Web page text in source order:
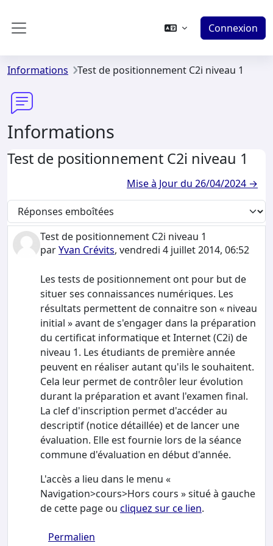
Connexion
Informations Test de positionnement C2i niveau 1
Informations
Test de positionnement C2i niveau 1
Mise à Jour du 26/04/2024 →
Type d’affichage
Test de positionnement C2i niveau 1
parYvan Crévits, vendredi 4 juillet 2014, 06:52
Nombre de réponses : 0
Les tests de positionnement ont pour but de
situer ses connaissances numériques. Les
résultats permettent de connaitre son « niveau
initial » avant de s'engager dans la préparation
du certificat informatique et Internet (C2i) de
niveau 1. Les étudiants de première année
peuvent en réaliser autant qu'ils le souhaitent.
Cela leur permet de contrôler leur évolution
durant la préparation et avant l'examen final.
La clef d'inscription permet d'accéder au
descriptif (notice détaillée) et de lancer une
évaluation. Elle est fournie lors de la séance
commune d'évaluation en début d'année.
L'accès a lieu dans le menu «
Navigation>cours>Hors cours » situé à gauche
de cette page ou cliquez sur ce lien.
Permalien